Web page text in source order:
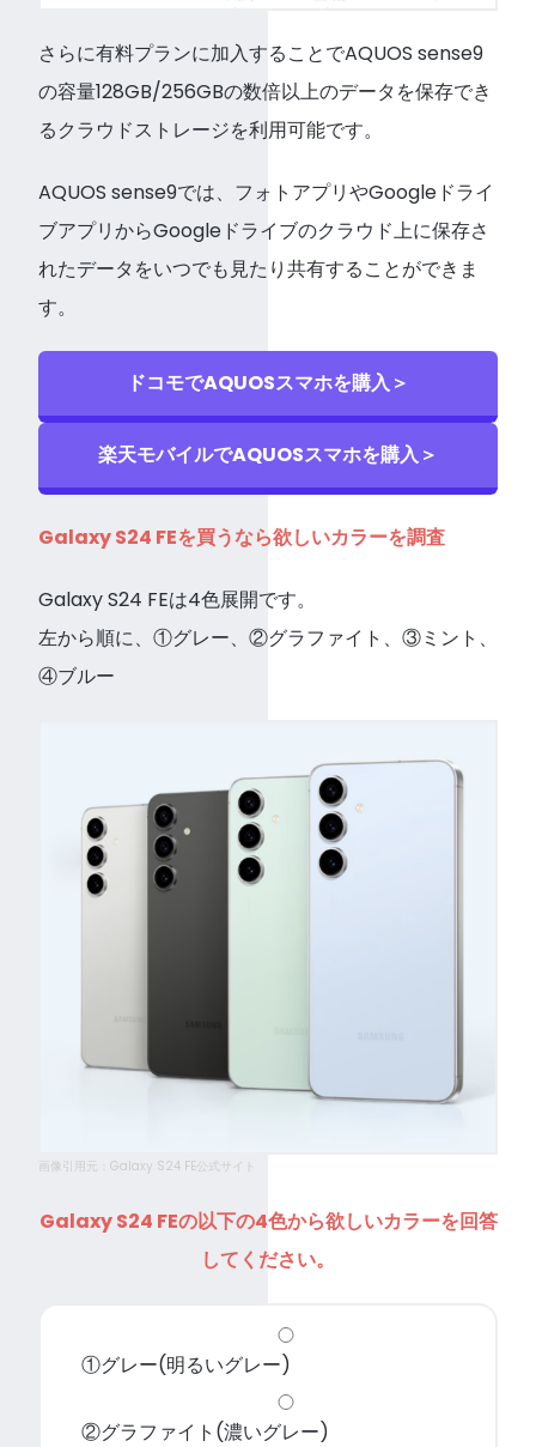
さらに有料プランに加入することでAQUOS sense9
の容量128GB/256GBの数倍以上のデータを保存でき
るクラウドストレージを利用可能です。
AQUOS sense9では、フォトアプリやGoogleドライ
ブアプリからGoogleドライブのクラウド上に保存さ
れたデータをいつでも見たり共有することができま
す。
ドコモでAQUOSスマホを購入＞
楽天モバイルでAQUOSスマホを購入＞
Galaxy S24 FEを買うなら欲しいカラーを調査
Galaxy S24 FEは4色展開です。
左から順に、①グレー、②グラファイト、③ミント、
④ブルー
画像引用元：Galaxy S24 FE公式サイト
Galaxy S24 FEの以下の4色から欲しいカラーを回答
してください。
①グレー(明るいグレー)
②グラファイト(濃いグレー)